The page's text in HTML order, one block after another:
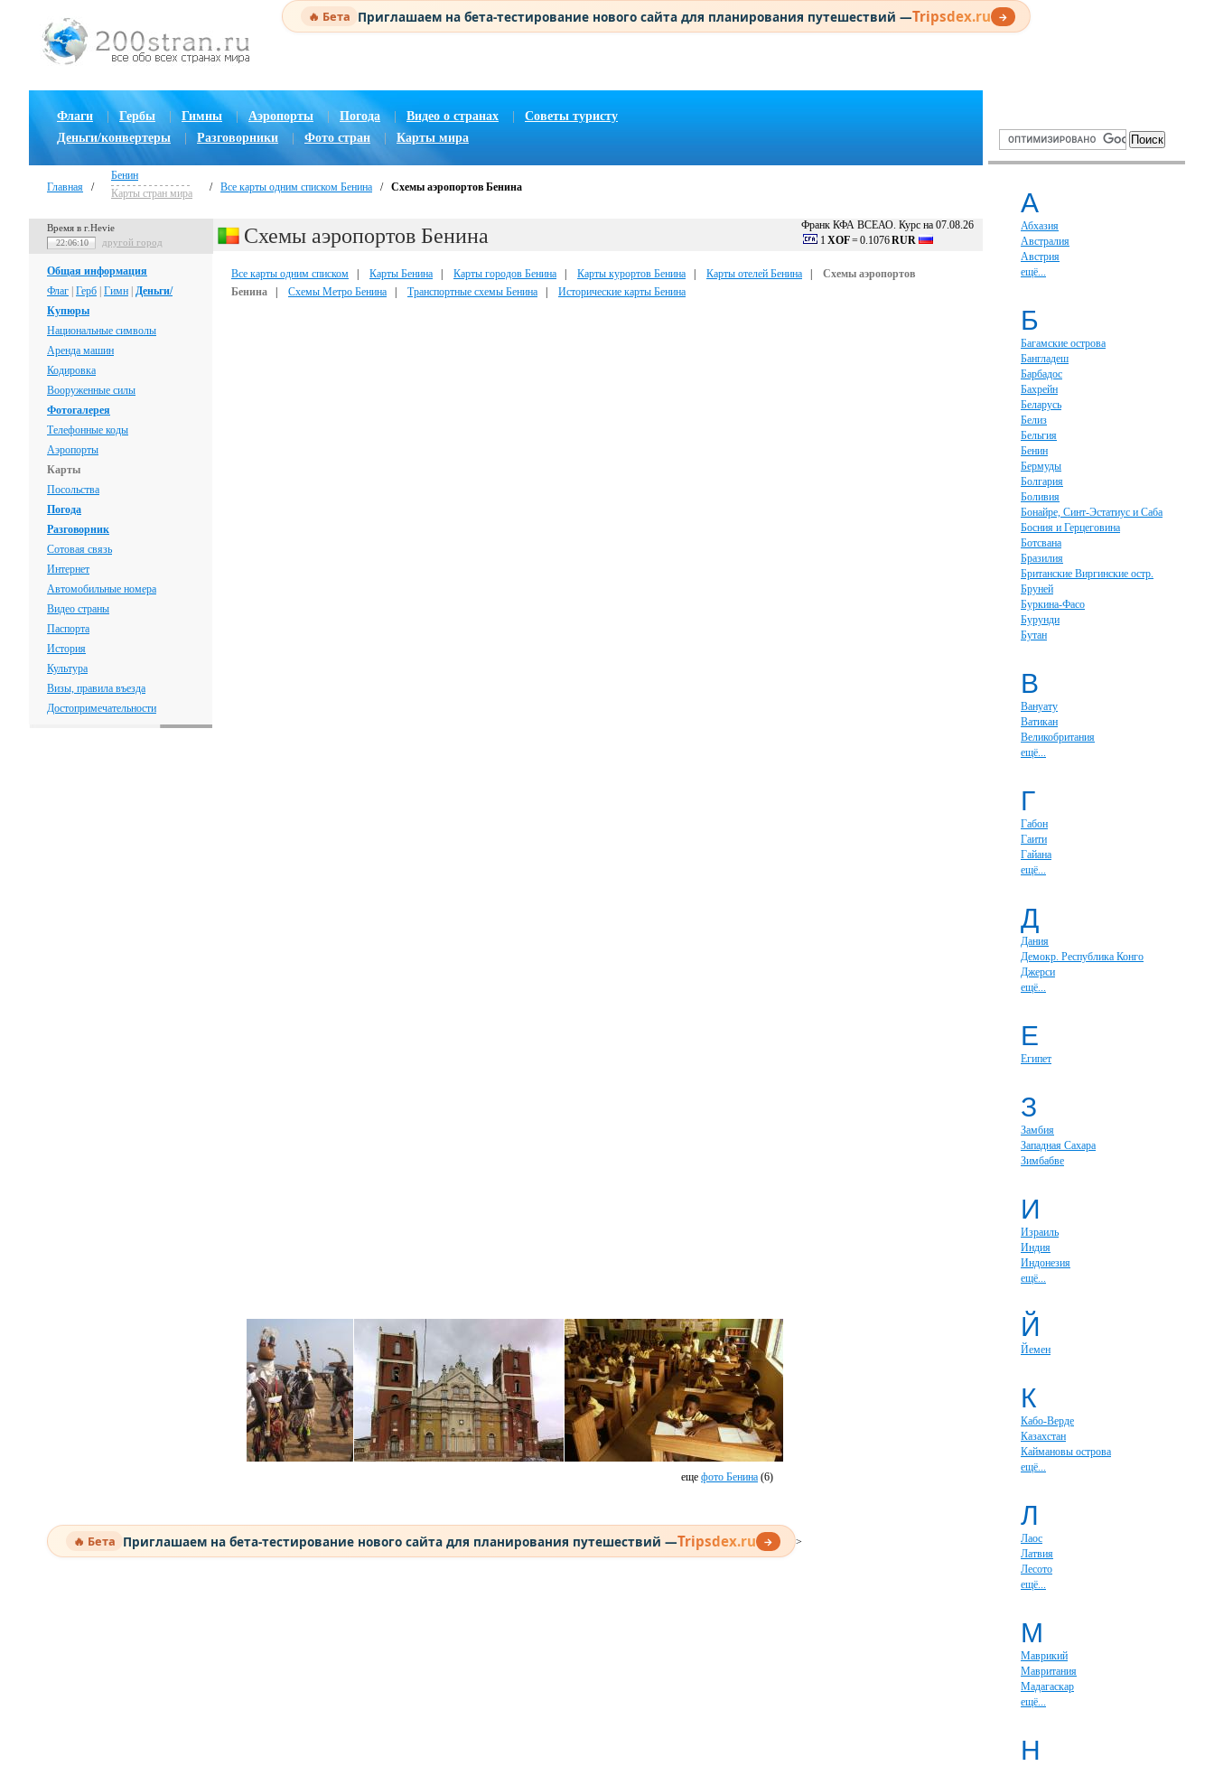
🔥 Бета Приглашаем на бета-тестирование нового сайта для планирования путешествий —Tripsdex.ru →
Флаги Гербы Гимны | Аэропорты Погода | Видео о странах
Советы туристу
Деньги/конвертеры
Разговорники Фото стран Карты мира
Главная /
Бенин
Карты стран мира
/ Все карты одним списком Бенина / Схемы аэропортов Бенина
Время в г.Hevie
22:06:10 другой город
Общая информация
Флаг Герб Гимн Деньги/
Купюры
Национальные символы
Аренда машин
Кодировка
Вооруженные силы
Фотогалерея
Телефонные коды
Аэропорты
Карты
Посольства
Погода
Разговорник
Сотовая связь
Интернет
Автомобильные номера
Видео страны
Паспорта
История
Культура
Визы, правила въезда
Достопримечательности
Франк КФА ВСЕАО. Курс на 07.08.26
1 XOF=0.1076RUR
Схемы аэропортов Бенина
Все карты одним списком Карты Бенина Карты городов Бенина Карты курортов Бенина Карты отелей Бенина
Схемы аэропортов
Бенина
Схемы Метро Бенина Транспортные схемы Бенина Исторические карты Бенина
еще фото Бенина (6)
🔥 Бета Приглашаем на бета-тестирование нового сайта для планирования путешествий —Tripsdex.ru → >
А
Абхазия
Австралия
Австрия
ещё...
Б
Багамские острова
Бангладеш
Барбадос
Бахрейн
Беларусь
Белиз
Бельгия
Бенин
Бермуды
Болгария
Боливия
Бонайре, Синт-Эстатиус и Саба
Босния и Герцеговина
Ботсвана
Бразилия
Британские Виргинские остр.
Бруней
Буркина-Фасо
Бурунди
Бутан
В
Вануату
Ватикан
Великобритания
ещё...
Г
Габон
Гаити
Гайана
ещё...
Д
Дания
Демокр. Республика Конго
Джерси
ещё...
Е
Египет
З
Замбия
Западная Сахара
Зимбабве
И
Израиль
Индия
Индонезия
ещё...
Й
Йемен
К
Кабо-Верде
Казахстан
Каймановы острова
ещё...
Л
Лаос
Латвия
Лесото
ещё...
М
Маврикий
Мавритания
Мадагаскар
ещё...
Н